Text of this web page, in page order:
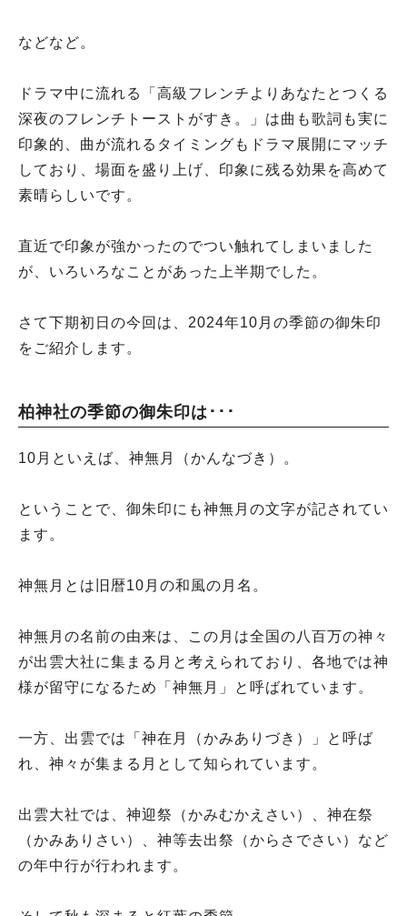
などなど。
ドラマ中に流れる「高級フレンチよりあなたとつくる
深夜のフレンチトーストがすき。」は曲も歌詞も実に
印象的、曲が流れるタイミングもドラマ展開にマッチ
しており、場面を盛り上げ、印象に残る効果を高めて
素晴らしいです。
直近で印象が強かったのでつい触れてしまいました
が、いろいろなことがあった上半期でした。
さて下期初日の今回は、2024年10月の季節の御朱印
をご紹介します。
柏神社の季節の御朱印は･･･
10月といえば、神無月（かんなづき）。
ということで、御朱印にも神無月の文字が記されてい
ます。
神無月とは旧暦10月の和風の月名。
神無月の名前の由来は、この月は全国の八百万の神々
が出雲大社に集まる月と考えられており、各地では神
様が留守になるため「神無月」と呼ばれています。
一方、出雲では「神在月（かみありづき）」と呼ば
れ、神々が集まる月として知られています。
出雲大社では、神迎祭（かみむかえさい）、神在祭
（かみありさい）、神等去出祭（からさでさい）など
の年中行が行われます。